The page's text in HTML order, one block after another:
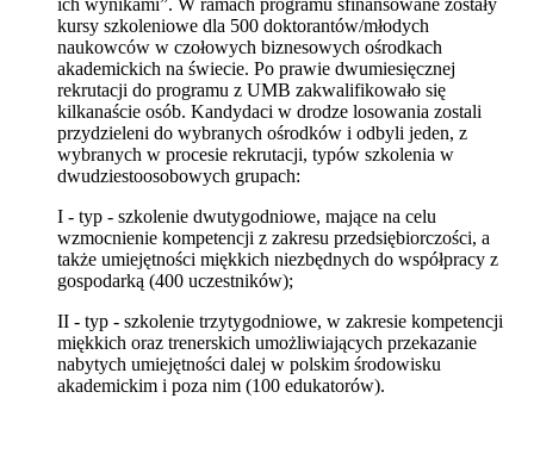
kursy szkoleniowe dla 500 doktorantów/młodych
naukowców w czołowych biznesowych ośrodkach
akademickich na świecie. Po prawie dwumiesięcznej
rekrutacji do programu z UMB zakwalifikowało się
kilkanaście osób. Kandydaci w drodze losowania zostali
przydzieleni do wybranych ośrodków i odbyli jeden, z
wybranych w procesie rekrutacji, typów szkolenia w
dwudziestoosobowych grupach:
I - typ - szkolenie dwutygodniowe, mające na celu
wzmocnienie kompetencji z zakresu przedsiębiorczości, a
także umiejętności miękkich niezbędnych do współpracy z
gospodarką (400 uczestników);
II - typ - szkolenie trzytygodniowe, w zakresie kompetencji
miękkich oraz trenerskich umożliwiających przekazanie
nabytych umiejętności dalej w polskim środowisku
akademickim i poza nim (100 edukatorów).